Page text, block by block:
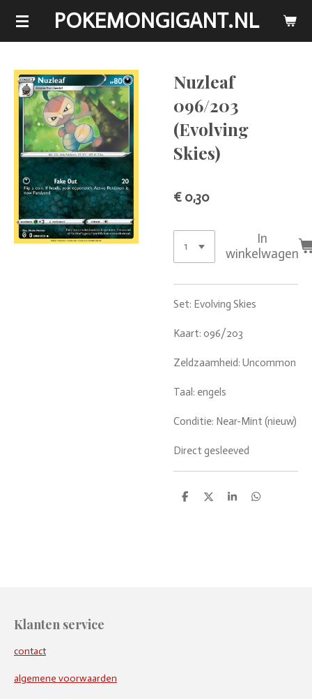
Ga
de
hoofdinhoud
POKEMONGIGANT.NL
Nuzleaf
096/203
(Evolving
Skies)
€ 0,30
In
winkelwagen
Set: Evolving Skies
Kaart: 096/203
Zeldzaamheid: Uncommon
Taal: engels
Conditie: Near-Mint (nieuw)
Direct gesleeved
D
D
S
D
Klanten service
contact
algemene voorwaarden